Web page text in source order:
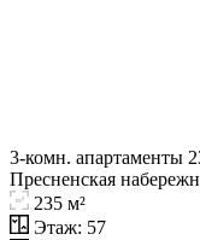
3-комн. апартаменты
Пресненская
235 м²
Этаж: 57